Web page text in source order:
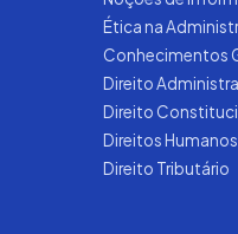
Ética na
Conhecimentos
Direito
Direito
Direitos Humanos
Direito Tributário